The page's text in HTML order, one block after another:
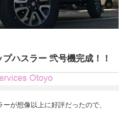
プハスラー 弐号機完成！！
が想像以上に好評だったので、